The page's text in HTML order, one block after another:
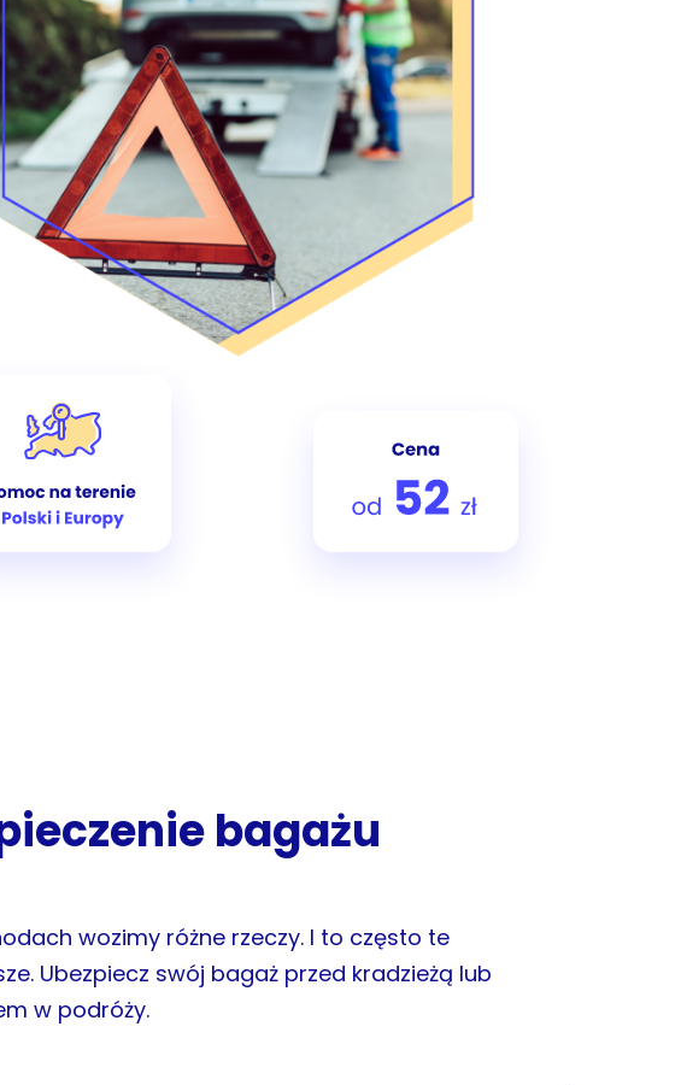
bagażu
wozimy różne rzeczy. I to często te
Ubezpiecz swój bagaż przed kradzieżą lub
w podróży.